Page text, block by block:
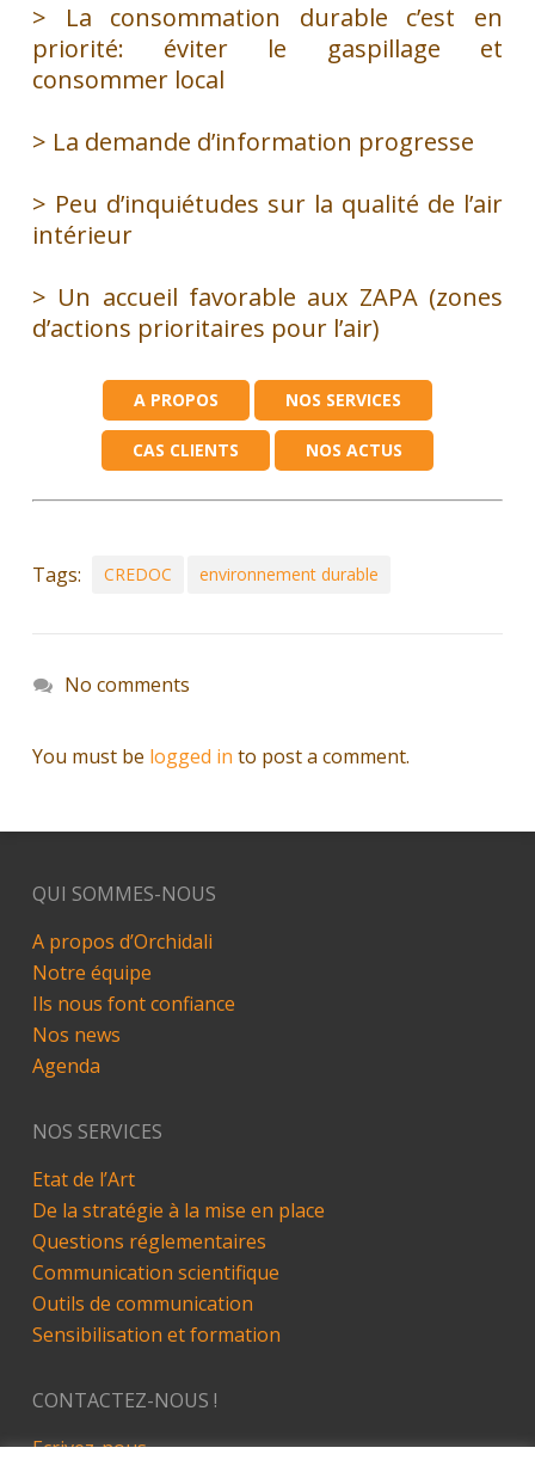
> La consommation durable c’est en
priorité: éviter le gaspillage et
consommer local
> La demande d’information progresse
> Peu d’inquiétudes sur la qualité de l’air
intérieur
> Un accueil favorable aux ZAPA (zones
d’actions prioritaires pour l’air)
A PROPOS NOS SERVICES
CAS CLIENTS NOS ACTUS
Tags: CREDOC environnement durable
No comments
You must be logged in to post a comment.
QUI SOMMES-NOUS
A propos d’Orchidali
Notre équipe
Ils nous font confiance
Nos news
Agenda
NOS SERVICES
Etat de l’Art
De la stratégie à la mise en place
Questions réglementaires
Communication scientifique
Outils de communication
Sensibilisation et formation
CONTACTEZ-NOUS !
Ecrivez-nous